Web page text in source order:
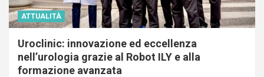
ATTUALITÀ
Uroclinic: innovazione ed eccellenza
nell’urologia grazie al Robot ILY e alla
formazione avanzata